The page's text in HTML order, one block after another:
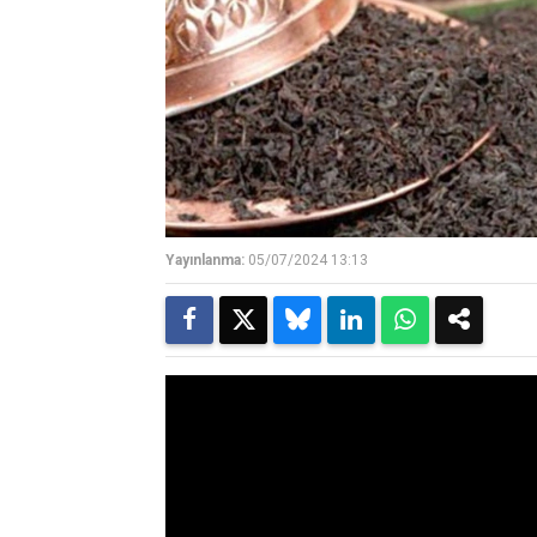
Yayınlanma: 05/07/2024 13:13